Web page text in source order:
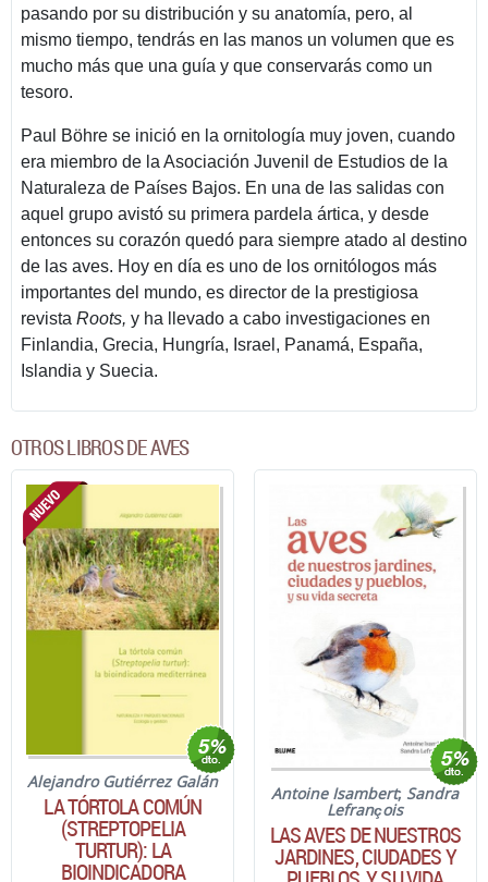
pasando por su distribución y su anatomía, pero, al
mismo tiempo, tendrás en las manos un volumen que es
mucho más que una guía y que conservarás como un
tesoro.
Paul Böhre se inició en la ornitología muy joven, cuando
era miembro de la Asociación Juvenil de Estudios de la
Naturaleza de Países Bajos. En una de las salidas con
aquel grupo avistó su primera pardela ártica, y desde
entonces su corazón quedó para siempre atado al destino
de las aves. Hoy en día es uno de los ornitólogos más
importantes del mundo, es director de la prestigiosa
revista Roots, y ha llevado a cabo investigaciones en
Finlandia, Grecia, Hungría, Israel, Panamá, España,
Islandia y Suecia.
OTROS LIBROS DE AVES
Alejandro Gutiérrez Galán
LA TÓRTOLA COMÚN
(STREPTOPELIA
TURTUR): LA
BIOINDICADORA
Antoine Isambert; Sandra
Lefrançois
LAS AVES DE NUESTROS
JARDINES, CIUDADES Y